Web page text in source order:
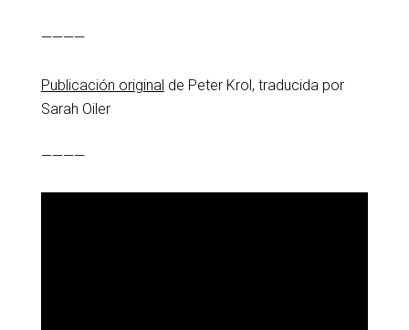
————
Publicación original de Peter Krol, traducida por
Sarah Oiler
————